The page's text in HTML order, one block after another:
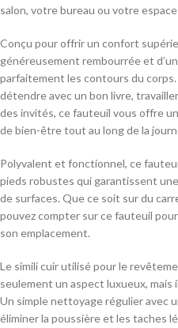
salon, votre bureau ou votre
Conçu pour offrir un confort
généreusement rembourrée et
parfaitement les contours du corps.
détendre avec un bon livre,
des invités, ce fauteuil vous offre
de bien-être tout au long de la
Polyvalent et fonctionnel, ce
pieds robustes qui garantissent
de surfaces. Que ce soit sur du
pouvez compter sur ce fauteuil
son emplacement.
Le simili cuir utilisé pour le
seulement un aspect luxueux,
Un simple nettoyage régulier avec
éliminer la poussière et les taches